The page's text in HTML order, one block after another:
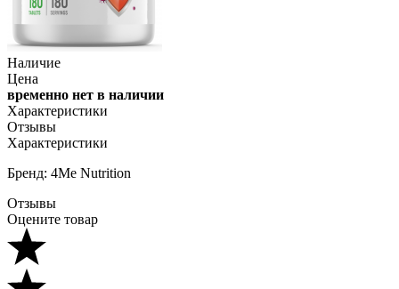
Наличие
Цена
временно нет в наличии
Характеристики
Отзывы
Характеристики
Бренд: 4Me Nutrition
Отзывы
Оцените товар